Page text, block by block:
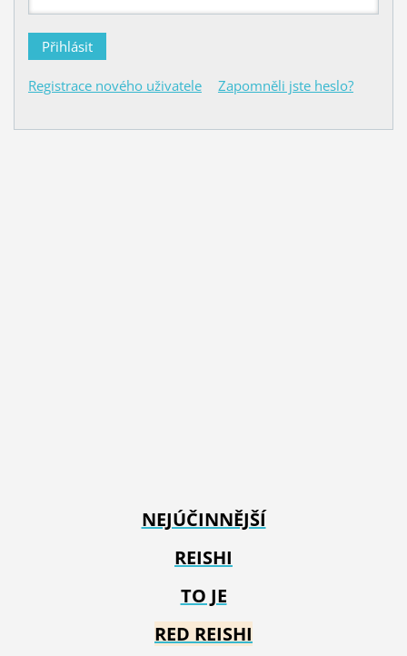
Registrace nového uživatele Zapomněli jste heslo?
NEJÚČINNĚJŠÍ
REISHI
TO JE
RED REISHI